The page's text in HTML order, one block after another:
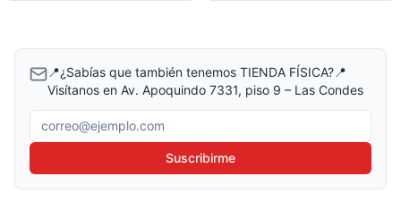
📍¿Sabías que también tenemos TIENDA FÍSICA?📍
Visítanos en Av. Apoquindo 7331, piso 9 – Las Condes
Correo electrónico
Suscribirme